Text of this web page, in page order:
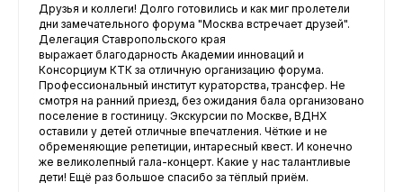
Друзья и коллеги! Долго готовились и как миг пролетели
дни замечательного форума "Москва встречает друзей".
Делегация Ставропольского края
выражает благодарность Академии инноваций и
Консорциум КТК за отличную организацию форума.
Профессиональный институт кураторства, трансфер. Не
смотря на ранний приезд, без ожидания бала организовано
поселение в гостиницу. Экскурсии по Москве, ВДНХ
оставили у детей отличные впечатления. Чёткие и не
обременяющие репетиции, интаресный квест. И конечно
же великолепный гала-концерт. Какие у нас талантливые
дети! Ещё раз большое спасибо за тёплый приём.